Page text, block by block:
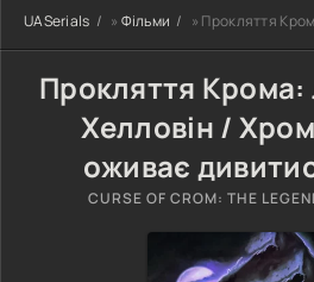
UASerials » Фільми » Прокляття Крома:
Прокляття Крома:
Хелловін /
оживає
CURSE OF CROM: THE